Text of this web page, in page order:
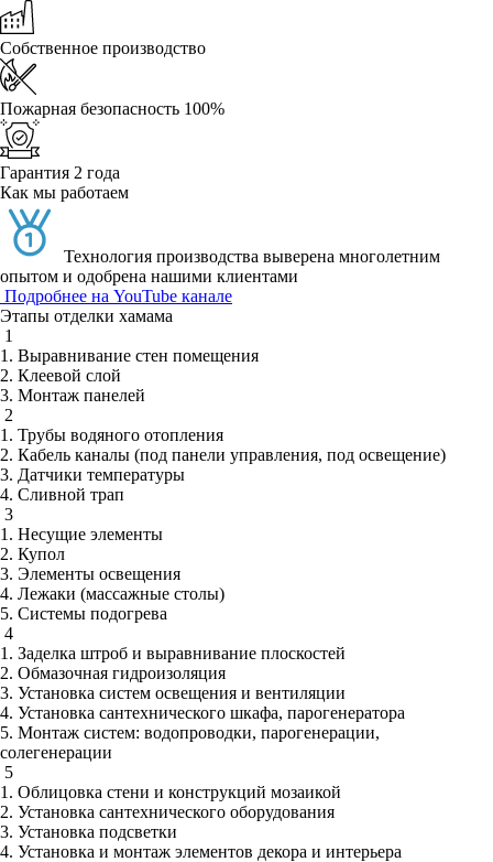
Собственное производство
Пожарная безопасность 100%
Гарантия 2 года
Как мы работаем
Технология производства выверена многолетним
опытом и одобрена нашими клиентами
Подробнее на YouTube канале
Этапы отделки хамама
1
1. Выравнивание стен помещения
2. Клеевой слой
3. Монтаж панелей
2
1. Трубы водяного отопления
2. Кабель каналы (под панели управления, под освещение)
3. Датчики температуры
4. Сливной трап
3
1. Несущие элементы
2. Купол
3. Элементы освещения
4. Лежаки (массажные столы)
5. Системы подогрева
4
1. Заделка штроб и выравнивание плоскостей
2. Обмазочная гидроизоляция
3. Установка систем освещения и вентиляции
4. Установка сантехнического шкафа, парогенератора
5. Монтаж систем: водопроводки, парогенерации,
солегенерации
5
1. Облицовка стени и конструкций мозаикой
2. Установка сантехнического оборудования
3. Установка подсветки
4. Установка и монтаж элементов декора и интерьера